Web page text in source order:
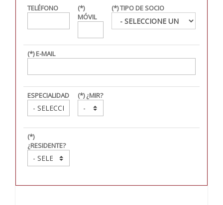
TELÉFONO
(*)
MÓVIL
(*) TIPO DE SOCIO
(*) E-MAIL
ESPECIALIDAD (*) ¿MIR?
(*)
¿RESIDENTE?